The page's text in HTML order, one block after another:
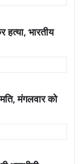
हत्या, भारतीय
मंगलवार को